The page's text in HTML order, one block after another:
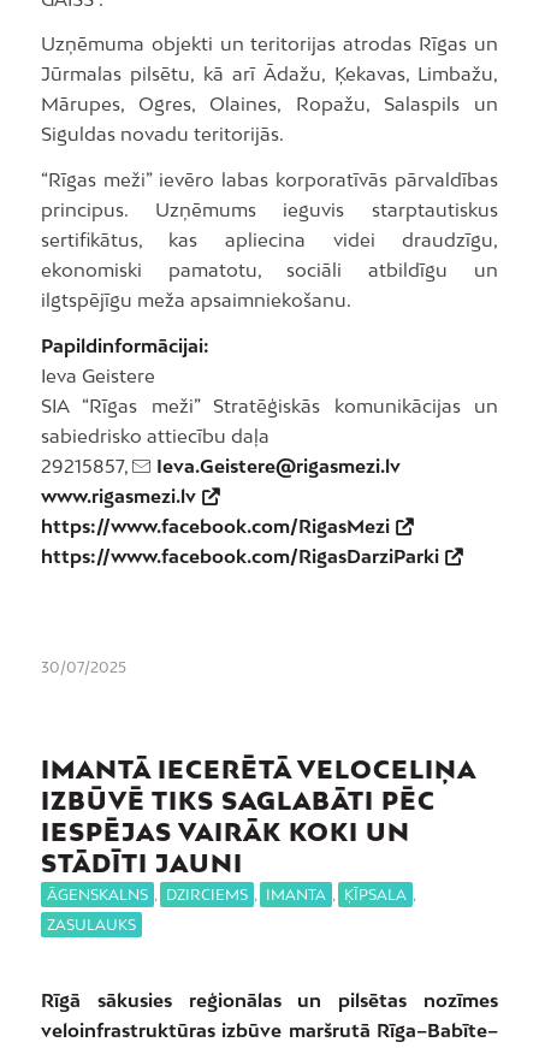
Uzņēmuma objekti un teritorijas atrodas Rīgas un
Jūrmalas pilsētu, kā arī Ādažu, Ķekavas, Limbažu,
Mārupes, Ogres, Olaines, Ropažu, Salaspils un
Siguldas novadu teritorijās.
“Rīgas meži” ievēro labas korporatīvās pārvaldības
principus. Uzņēmums ieguvis starptautiskus
sertifikātus, kas apliecina videi draudzīgu,
ekonomiski pamatotu, sociāli atbildīgu un
ilgtspējīgu meža apsaimniekošanu.
Papildinformācijai:
Ieva Geistere
SIA “Rīgas meži” Stratēģiskās komunikācijas un
sabiedrisko attiecību daļa
29215857,
Ieva.Geistere@rigasmezi.lv
www.rigasmezi.lv
https://www.facebook.com/RigasMezi
https://www.facebook.com/RigasDarziParki
30/07/2025
IMANTĀ IECERĒTĀ VELOCELIŅA
IZBŪVĒ TIKS SAGLABĀTI PĒC
IESPĒJAS VAIRĀK KOKI UN
STĀDĪTI JAUNI
ĀGENSKALNS , DZIRCIEMS , IMANTA , ĶĪPSALA ,
ZASULAUKS
Rīgā sākusies reģionālas un pilsētas nozīmes
veloinfrastruktūras izbūve maršrutā Rīga–Babīte–